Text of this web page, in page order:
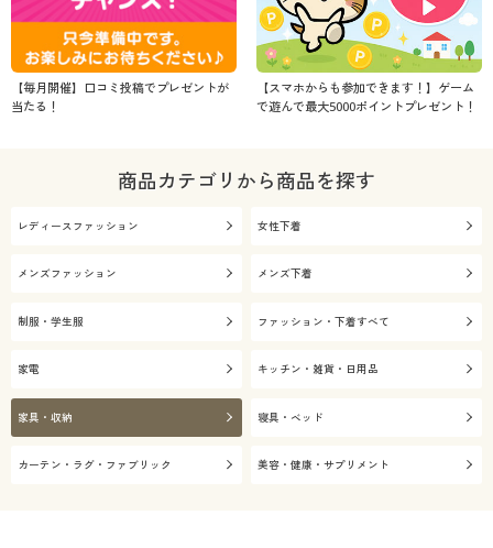
【毎月開催】口コミ投稿でプレゼントが
当たる！
【スマホからも参加できます！】ゲーム
で遊んで最大5000ポイントプレゼント！
商品カテゴリから商品を探す
レディースファッション 女性下着
メンズファッション メンズ下着
制服・学生服 ファッション・下着すべて
家電 キッチン・雑貨・日用品
家具・収納 寝具・ベッド
カーテン・ラグ・ファブリック 美容・健康・サプリメント